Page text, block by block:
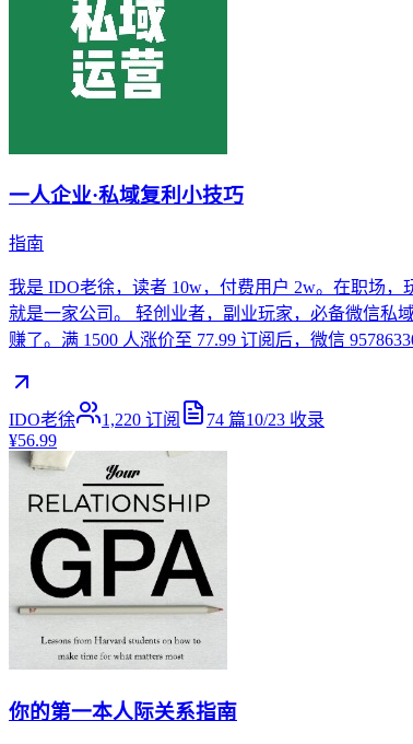
一人企业·私域复利小技巧
指南
我是 IDO老徐，读者 10w，付费用户 2w。在职场
就是一家公司。 轻创业者，副业玩家，必备微信私
赚了。满 1500 人涨价至 77.99 订阅后，微信
IDO老徐 1,220 订阅 74 篇10/23 收录
¥56.99
你的第一本人际关系指南